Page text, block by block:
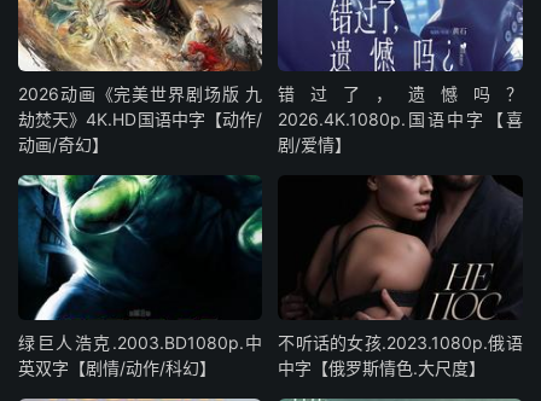
2026动画《完美世界剧场版 九
劫焚天》4K.HD国语中字【动作/
动画/奇幻】
错过了，遗憾吗？
2026.4K.1080p.国语中字【喜
剧/爱情】
绿巨人浩克.2003.BD1080p.中
英双字【剧情/动作/科幻】
不听话的女孩.2023.1080p.俄语
中字【俄罗斯情色.大尺度】